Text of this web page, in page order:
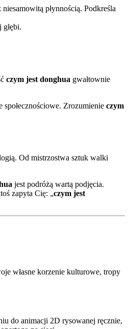
płynnością. Podkreśla
czym jest donghua gwałtownie
Zrozumienie czym
Od mistrzostwa sztuk walki
jest podróżą wartą podjęcia.
zapyta Cię: „czym jest
własne korzenie kulturowe, tropy
do animacji 2D rysowanej ręcznie,